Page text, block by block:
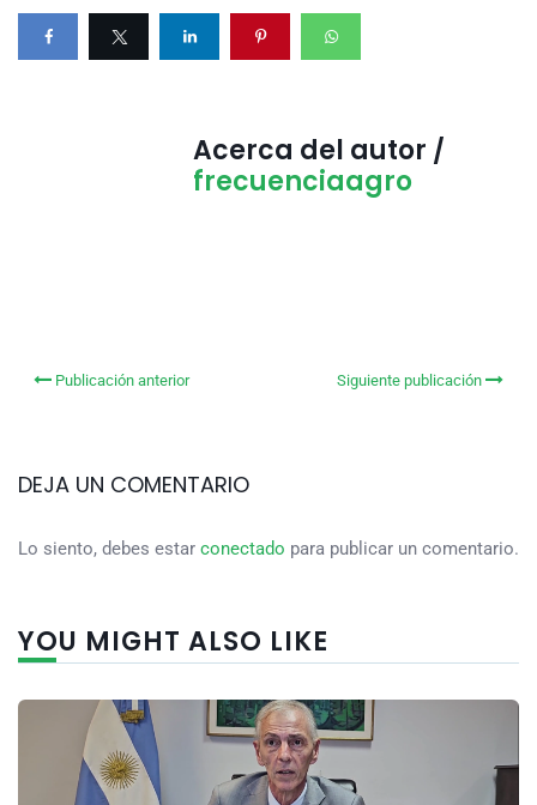
Acerca del autor /
frecuenciaagro
Publicación anterior Siguiente publicación
DEJA UN COMENTARIO
Lo siento, debes estar conectado para publicar un comentario.
YOU MIGHT ALSO LIKE